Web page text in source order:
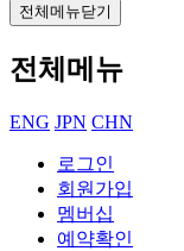
전체메뉴닫기
전체메뉴
ENG JPN CHN
로그인
회원가입
멤버십
예약확인